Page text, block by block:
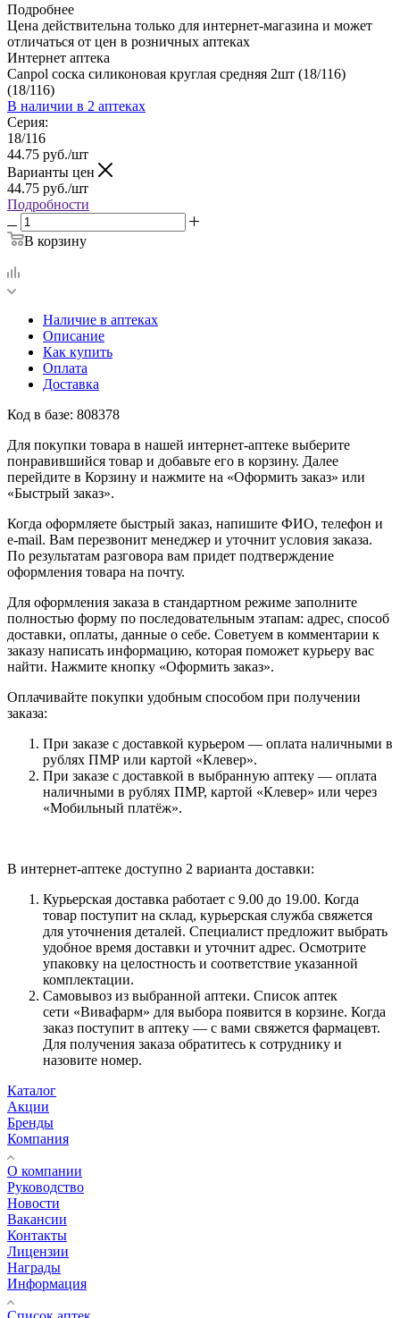
Подробнее
Цена действительна только для интернет-магазина и может
отличаться от цен в розничных аптеках
Интернет аптека
Canpol соска силиконовая круглая средняя 2шт (18/116)
(18/116)
В наличии в 2 аптеках
Серия:
18/116
44.75 руб./шт
Варианты цен
44.75 руб./шт
Подробности
В корзину
Наличие в аптеках
Описание
Как купить
Оплата
Доставка
Код в базе: 808378
Для покупки товара в нашей интернет-аптеке выберите
понравившийся товар и добавьте его в корзину. Далее
перейдите в Корзину и нажмите на «Оформить заказ» или
«Быстрый заказ».
Когда оформляете быстрый заказ, напишите ФИО, телефон и
e-mail. Вам перезвонит менеджер и уточнит условия заказа.
По результатам разговора вам придет подтверждение
оформления товара на почту.
Для оформления заказа в стандартном режиме заполните
полностью форму по последовательным этапам: адрес, способ
доставки, оплаты, данные о себе. Советуем в комментарии к
заказу написать информацию, которая поможет курьеру вас
найти. Нажмите кнопку «Оформить заказ».
Оплачивайте покупки удобным способом при получении
заказа:
При заказе с доставкой курьером — оплата наличными в
рублях ПМР или картой «Клевер».
При заказе с доставкой в выбранную аптеку — оплата
наличными в рублях ПМР, картой «Клевер» или через
«Мобильный платёж».
В интернет-аптеке доступно 2 варианта доставки:
Курьерская доставка работает с 9.00 до 19.00. Когда
товар поступит на склад, курьерская служба свяжется
для уточнения деталей. Специалист предложит выбрать
удобное время доставки и уточнит адрес. Осмотрите
упаковку на целостность и соответствие указанной
комплектации.
Самовывоз из выбранной аптеки. Список аптек
сети «Вивафарм» для выбора появится в корзине. Когда
заказ поступит в аптеку — с вами свяжется фармацевт.
Для получения заказа обратитесь к сотруднику и
назовите номер.
Каталог
Акции
Бренды
Компания
О компании
Руководство
Новости
Вакансии
Контакты
Лицензии
Награды
Информация